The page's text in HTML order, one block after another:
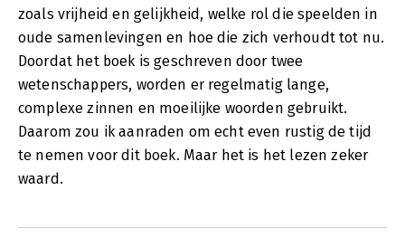
zoals vrijheid en gelijkheid, welke rol die speelden in
oude samenlevingen en hoe die zich verhoudt tot nu.
Doordat het boek is geschreven door twee
wetenschappers, worden er regelmatig lange,
complexe zinnen en moeilijke woorden gebruikt.
Daarom zou ik aanraden om echt even rustig de tijd
te nemen voor dit boek. Maar het is het lezen zeker
waard.